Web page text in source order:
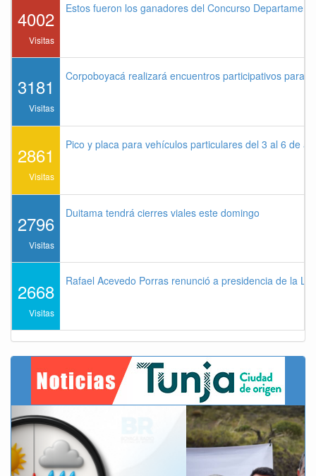
4002
Visitas
Estos fueron los ganadores del Concurso
3181
Visitas
Corpoboyacá realizará encuentros participativos para
2861
Visitas
Pico y placa para vehículos particulares del 3 al 6 de
2796
Visitas
Duitama tendrá cierres viales este domingo
2668
Visitas
Rafael Acevedo Porras renunció a presidencia de la
Previous Next